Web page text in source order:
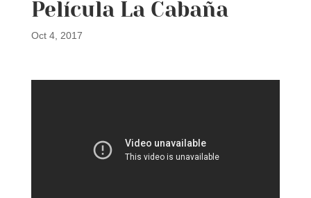
Película La Cabaña
Oct 4, 2017